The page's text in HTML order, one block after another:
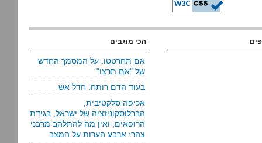
הכי מוגבים
אם תחרטטו: על המסמך החדש
של "אם תרצו"
בעוד הדם רותח: חדל אש
אכיפה סלקטיבית,
הברלוסקוניזציה של ישראל, בגידת
הרופאים, ואין מה להתלהב מרבני
צהר: ארבע הערות על המצב